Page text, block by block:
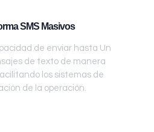
SMS Masivos
de enviar hasta Un
de texto de manera
los sistemas de
de la operación.